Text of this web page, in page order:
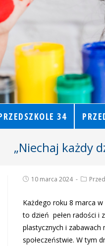
34
„Niechaj każdy
10 marca 2024
Każdego roku 8 marca
to dzień pełen radości i
plastycznych i
społeczeństwie. W tym